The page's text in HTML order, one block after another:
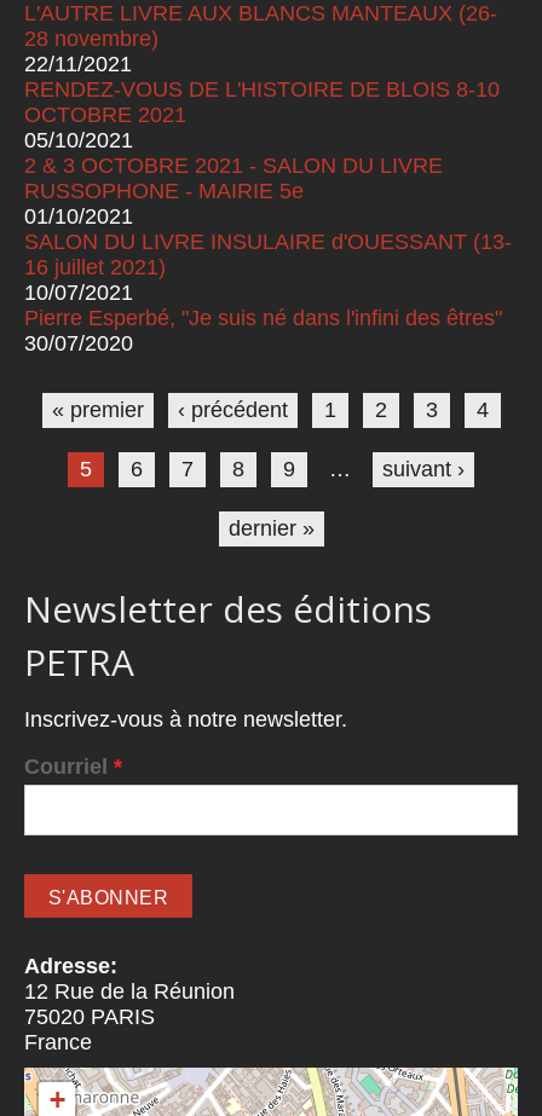
L'AUTRE LIVRE AUX BLANCS MANTEAUX (26-
28 novembre)
22/11/2021
RENDEZ-VOUS DE L'HISTOIRE DE BLOIS 8-10
OCTOBRE 2021
05/10/2021
2 & 3 OCTOBRE 2021 - SALON DU LIVRE
RUSSOPHONE - MAIRIE 5e
01/10/2021
SALON DU LIVRE INSULAIRE d'OUESSANT (13-
16 juillet 2021)
10/07/2021
Pierre Esperbé, "Je suis né dans l'infini des êtres"
30/07/2020
Pages
« premier ‹ précédent 1 2 3 4
5 6 7 8 9 … suivant ›
dernier »
Newsletter des éditions
PETRA
Inscrivez-vous à notre newsletter.
Courriel *
Adresse:
12 Rue de la Réunion
75020 PARIS
France
+